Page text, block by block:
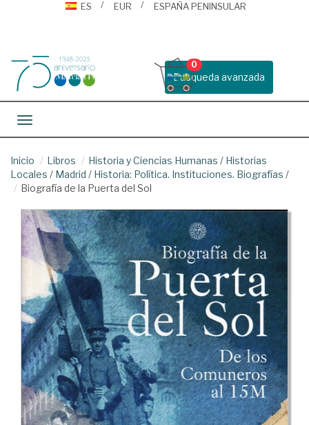
ES
EUR ESPAÑA PENINSULAR
Busqueda avanzada
0
Toggle navigation
Inicio Libros Historia y Ciencias Humanas / Historias
Locales / Madrid / Historia: Política. Instituciones. Biografías /
Biografía de la Puerta del Sol